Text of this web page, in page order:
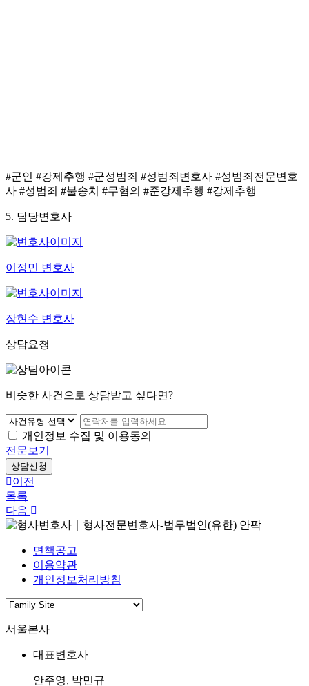
#군인 #강제추행 #군성범죄 #성범죄변호사 #성범죄전문변호
사 #성범죄 #불송치 #무혐의 #준강제추행 #강제추행
5. 담당변호사
이정민 변호사
장현수 변호사
상담요청
비슷한 사건으로 상담받고 싶다면?
개인정보 수집 및 이용동의
전문보기
상담신청
이전
목록
다음
면책공고
이용약관
개인정보처리방침
서울본사
대표변호사
안주영, 박민규